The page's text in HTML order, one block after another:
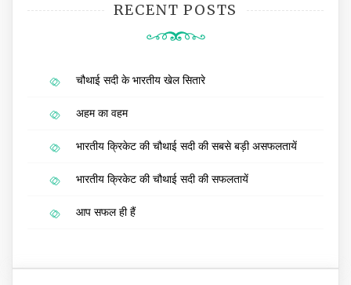
RECENT POSTS
चौथाई सदी के भारतीय खेल सितारे
अहम का वहम
भारतीय क्रिकेट की चौथाई सदी की सबसे बड़ी असफलतायें
भारतीय क्रिकेट की चौथाई सदी की सफलतायें
आप सफल ही हैं